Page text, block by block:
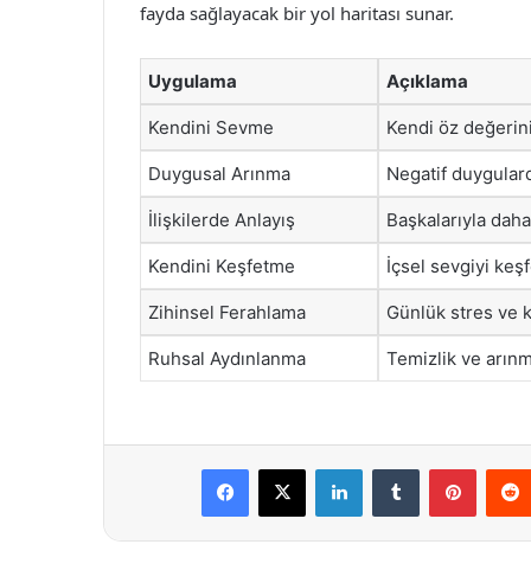
fayda sağlayacak bir yol haritası sunar.
Uygulama Açıklama
Kendini Sevme Kendi öz
Duygusal Arınma Negatif
İlişkilerde Anlayış Başkalarıyla
Kendini Keşfetme İçsel sevgiyi
Zihinsel Ferahlama Günlük stres ve
Ruhsal Aydınlanma Temizlik ve
Facebook
X LinkedInTumblr